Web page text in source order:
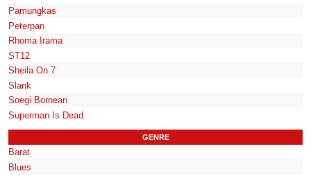
Pamungkas
Peterpan
Rhoma Irama
ST12
Sheila On 7
Slank
Soegi Bornean
Superman Is Dead
GENRE
Barat
Blues